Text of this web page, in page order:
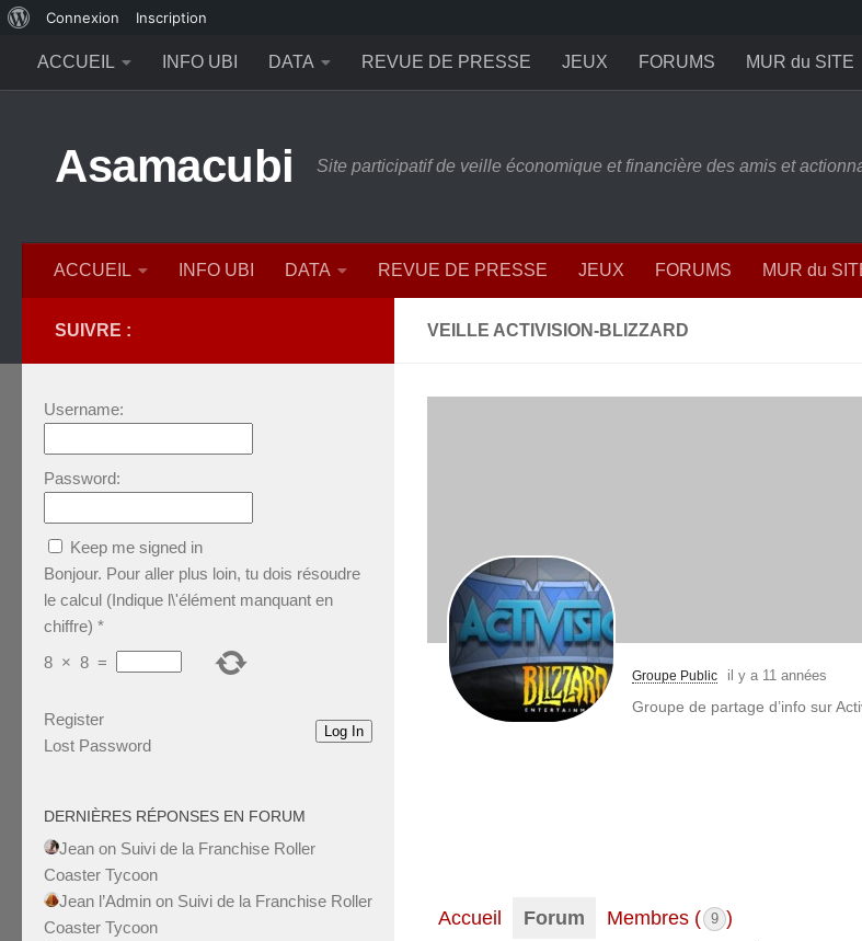
propos
de
Connexion Inscription
ACCUEIL
INFO UBI DATA REVUE DE PRESSE JEUX FORUMS MUR du SITE
Asamacubi Site participatif de veille économique et financière des amis et
ACCUEIL INFO UBI DATA REVUE DE PRESSE JEUX FORUMS MUR du
VEILLE ACTIVISION-BLIZZARD
Groupe Public il y a 11 années
Groupe de partage d’info sur
Accueil Forum Membres ( 9 )
SUIVRE :
Username:
Password:
Keep me signed in
Bonjour. Pour aller plus loin, tu dois résoudre
le calcul (Indique l\'élément manquant en
chiffre) *
8 × 8 =
Log In
Register
Lost Password
DERNIÈRES RÉPONSES EN FORUM
Jean on Suivi de la Franchise Roller
Coaster Tycoon
Jean l’Admin on Suivi de la Franchise Roller
Coaster Tycoon